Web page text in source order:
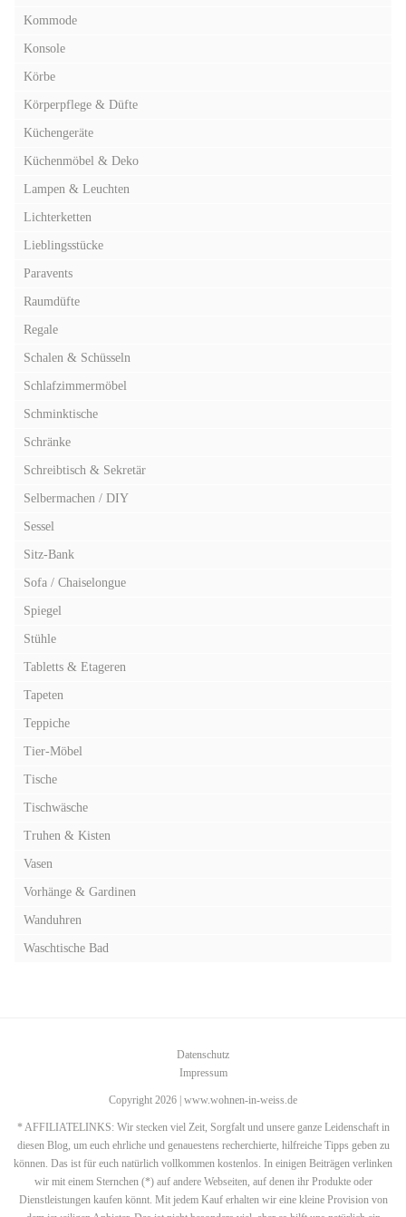
Kommode
Konsole
Körbe
Körperpflege & Düfte
Küchengeräte
Küchenmöbel & Deko
Lampen & Leuchten
Lichterketten
Lieblingsstücke
Paravents
Raumdüfte
Regale
Schalen & Schüsseln
Schlafzimmermöbel
Schminktische
Schränke
Schreibtisch & Sekretär
Selbermachen / DIY
Sessel
Sitz-Bank
Sofa / Chaiselongue
Spiegel
Stühle
Tabletts & Etageren
Tapeten
Teppiche
Tier-Möbel
Tische
Tischwäsche
Truhen & Kisten
Vasen
Vorhänge & Gardinen
Wanduhren
Waschtische Bad
Datenschutz
Impressum
Copyright 2026 | www.wohnen-in-weiss.de
* AFFILIATELINKS: Wir stecken viel Zeit, Sorgfalt und unsere ganze Leidenschaft in
diesen Blog, um euch ehrliche und genauestens recherchierte, hilfreiche Tipps geben zu
können. Das ist für euch natürlich vollkommen kostenlos. In einigen Beiträgen verlinken
wir mit einem Sternchen (*) auf andere Webseiten, auf denen ihr Produkte oder
Dienstleistungen kaufen könnt. Mit jedem Kauf erhalten wir eine kleine Provision von